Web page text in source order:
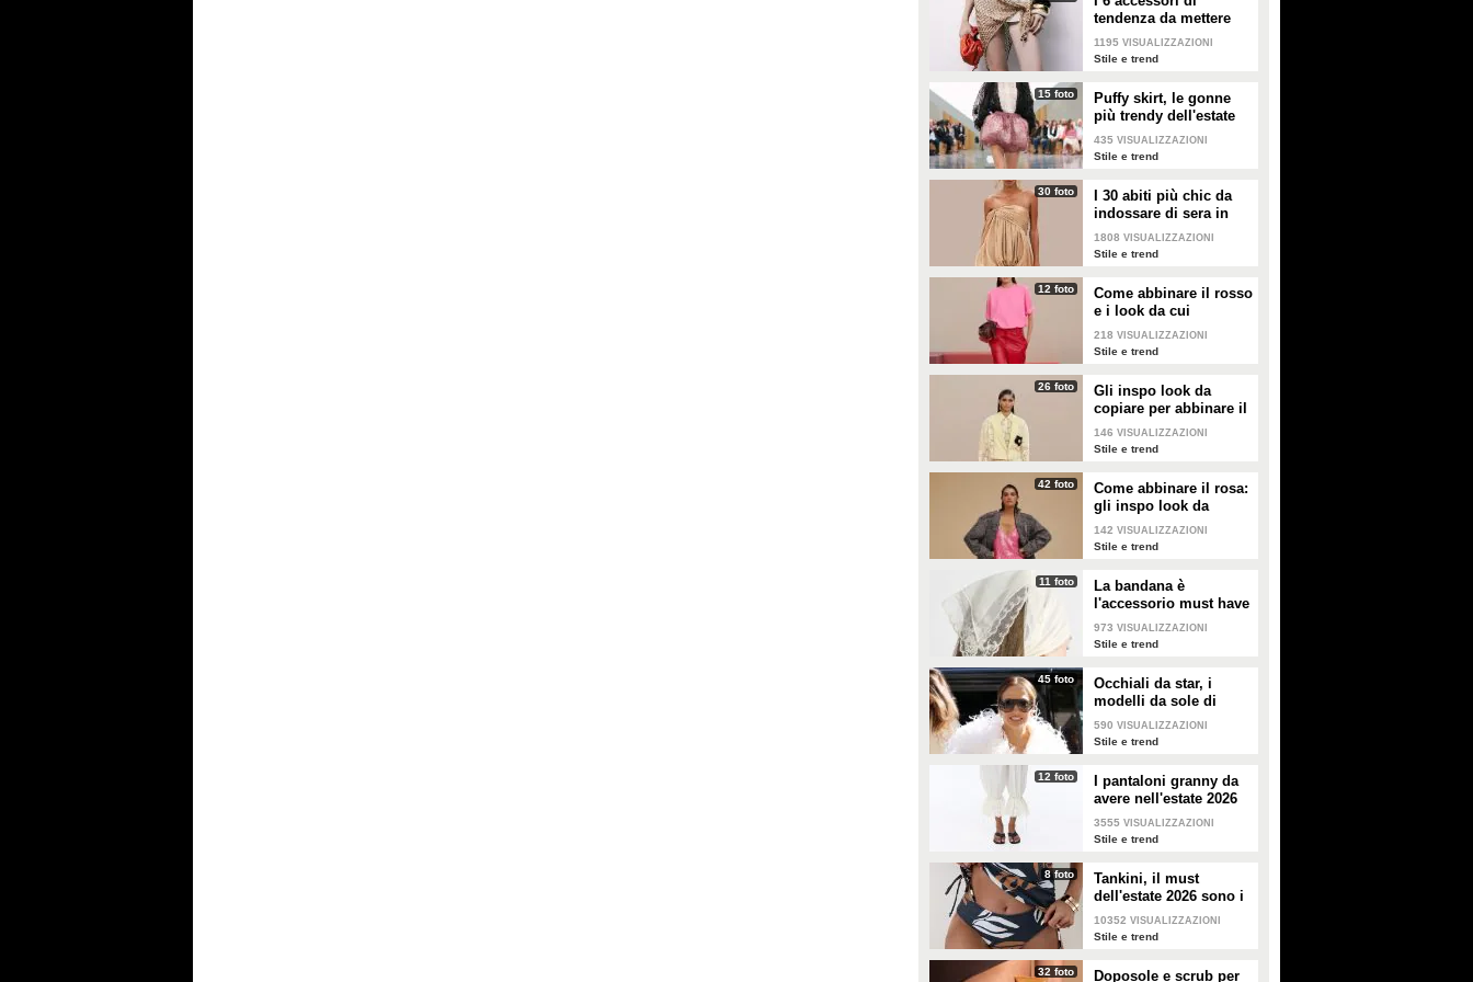
tendenza da mettere
nella valigia dell'estate
2026
1195 VISUALIZZAZIONI
Stile e trend
15 foto
Puffy skirt, le gonne
più trendy dell'estate
2026 sono quelle a
palloncino
435 VISUALIZZAZIONI
Stile e trend
30 foto
I 30 abiti più chic da
indossare di sera in
estate
1808 VISUALIZZAZIONI
Stile e trend
12 foto
Come abbinare il rosso
e i look da cui
prendere ispirazione
218 VISUALIZZAZIONI
Stile e trend
26 foto
Gli inspo look da
copiare per abbinare il
giallo
146 VISUALIZZAZIONI
Stile e trend
42 foto
Come abbinare il rosa:
gli inspo look da
copiare
142 VISUALIZZAZIONI
Stile e trend
11 foto
La bandana è
l'accessorio must have
dell'estate 2026: i
modelli di tendenza
973 VISUALIZZAZIONI
Stile e trend
45 foto
Occhiali da star, i
modelli da sole di
tendenza per l'estate
2026
590 VISUALIZZAZIONI
Stile e trend
12 foto
I pantaloni granny da
avere nell'estate 2026
3555 VISUALIZZAZIONI
Stile e trend
8 foto
Tankini, il must
dell'estate 2026 sono i
costumi con la canotta
10352 VISUALIZZAZIONI
Stile e trend
32 foto Doposole e scrub per